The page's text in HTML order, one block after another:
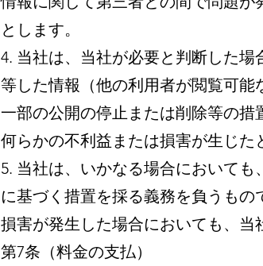
とします。
4. 当社は、当社が必要と判断した
等した情報（他の利用者が閲覧可
一部の公開の停止または削除等の
何らかの不利益または損害が生じた
5. 当社は、いかなる場合において
に基づく措置を採る義務を負うも
損害が発生した場合においても、当
第7条（料金の支払）